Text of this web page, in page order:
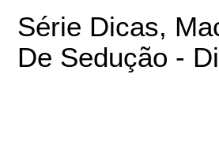
Série Dicas,
De Sedução -